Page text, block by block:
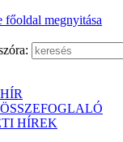
HÍREK